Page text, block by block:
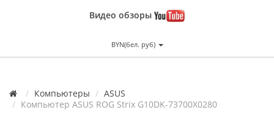
Контакты, и схема проезда
Видео обзоры
BYN(бел. руб)
Компьютеры
ASUS
Компьютер ASUS ROG Strix G10DK-73700X0280